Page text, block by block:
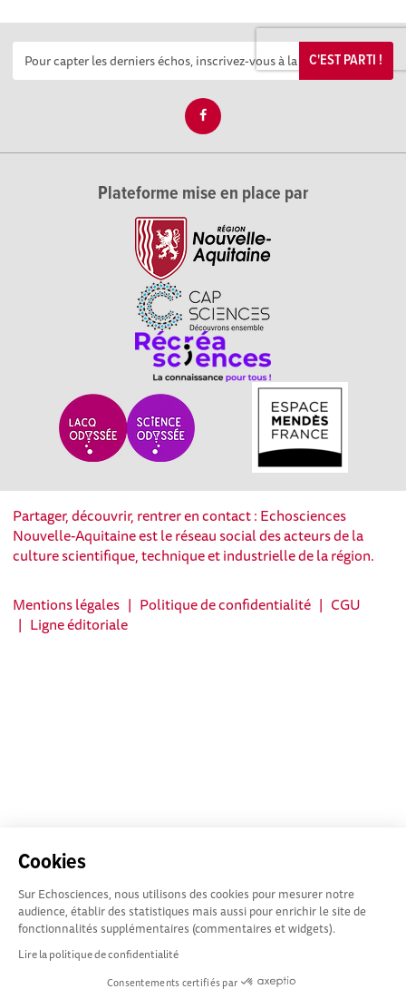
Cookies
Sur Echosciences, nous utilisons des cookies pour mesurer notre
audience, établir des statistiques mais aussi pour enrichir le site de
fonctionnalités supplémentaires (commentaires et widgets).
Lire la politique de confidentialité
Consentements certifiés par
C'EST PARTI !
Plateforme mise en place par
Partager, découvrir, rentrer en contact : Echosciences
Nouvelle-Aquitaine est le réseau social des acteurs de la
culture scientifique, technique et industrielle de la région.
Mentions légales | Politique de confidentialité | CGU
| Ligne éditoriale